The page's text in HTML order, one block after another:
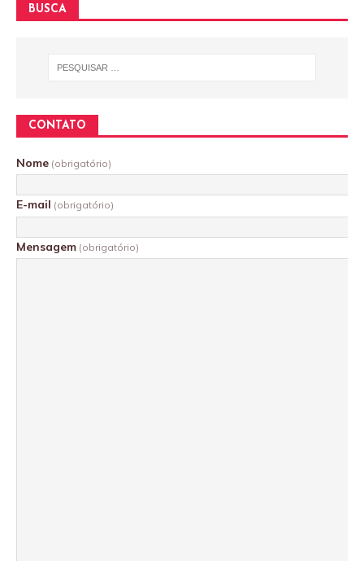
BUSCA
CONTATO
Nome (obrigatório)
E-mail (obrigatório)
Mensagem (obrigatório)